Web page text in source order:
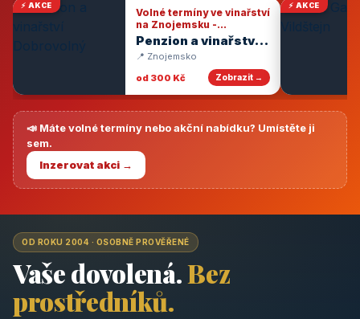
⚡ AKCE
Volné termíny ve vinařství
na Znojemsku -
degustace vín
Penzion a vinařství
Dobrovolný
📍 Znojemsko
od 300 Kč
Zobrazit →
⚡ AKCE
📣 Máte volné termíny nebo akční nabídku? Umístěte ji
sem.
Inzerovat akci →
OD ROKU 2004 · OSOBNĚ PROVĚŘENÉ
Vaše dovolená.Bez
prostředníků.